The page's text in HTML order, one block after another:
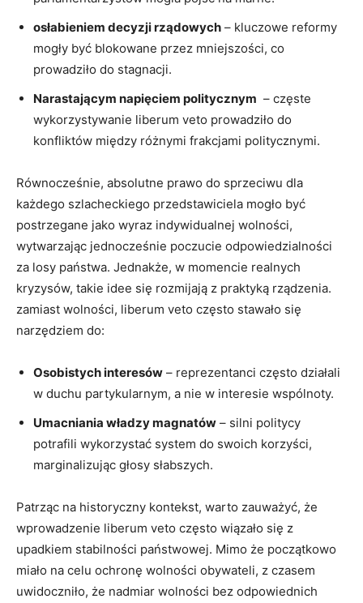
osłabieniem decyzji rządowych –⁤ kluczowe reformy​
mogły być⁢ blokowane przez mniejszości, co
prowadziło ⁢do ⁢stagnacji.
Narastającym napięciem politycznym ‌ – częste
wykorzystywanie liberum veto prowadziło ‌do
konfliktów między różnymi frakcjami politycznymi.
Równocześnie, absolutne prawo⁤ do sprzeciwu dla
każdego szlacheckiego przedstawiciela mogło być‌
postrzegane jako wyraz indywidualnej ⁤wolności,
wytwarzając jednocześnie poczucie odpowiedzialności⁣
za losy ‍państwa. Jednakże, w momencie realnych
kryzysów, takie‌ idee się rozmijają z praktyką rządzenia.
zamiast wolności, ​liberum⁣ veto często stawało się
narzędziem do:
Osobistych⁤ interesów – reprezentanci często działali
w duchu ⁢partykularnym, a nie w interesie‍ wspólnoty.
Umacniania władzy ⁤magnatów – silni politycy
potrafili wykorzystać system​ do swoich ⁢korzyści,
marginalizując⁢ głosy słabszych.
Patrząc na historyczny kontekst, warto ‌zauważyć, że
wprowadzenie liberum⁢ veto często wiązało się z
upadkiem‍ stabilności państwowej. Mimo że początkowo
miało na ​celu ochronę wolności obywateli, ​z czasem
uwidoczniło,⁤ że nadmiar wolności bez odpowiednich